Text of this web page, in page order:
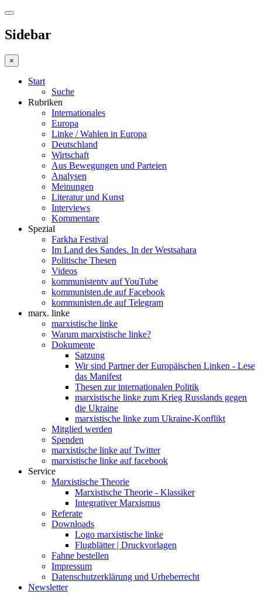
Sidebar
×
Start
Suche
Rubriken
Internationales
Europa
Linke / Wahlen in Europa
Deutschland
Wirtschaft
Aus Bewegungen und Parteien
Analysen
Meinungen
Literatur und Kunst
Interviews
Kommentare
Spezial
Farkha Festival
Im Land des Sandes. In der Westsahara
Politische Thesen
Videos
kommunistentv auf YouTube
kommunisten.de auf Facebook
kommunisten.de auf Telegram
marx. linke
marxistische linke
Warum marxistische linke?
Dokumente
Satzung
Wir sind Partner der Europäischen Linken - Lese
das Manifest
Thesen zur internationalen Politik
marxistische linke zum Krieg Russlands gegen
die Ukraine
marxistische linke zum Ukraine-Konflikt
Mitglied werden
Spenden
marxistische linke auf Twitter
marxistische linke auf facebook
Service
Marxistische Theorie
Marxistische Theorie - Klassiker
Integrativer Marxismus
Referate
Downloads
Logo marxistische linke
Flugblätter | Druckvorlagen
Fahne bestellen
Impressum
Datenschutzerklärung und Urheberrecht
Newsletter